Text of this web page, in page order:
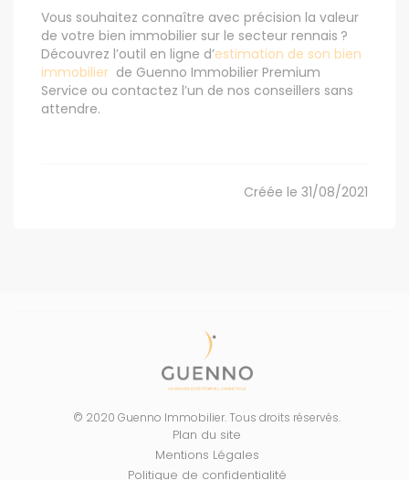
Vous souhaitez connaître avec précision la valeur
de votre bien immobilier sur le secteur rennais ?
Découvrez l’outil en ligne d’estimation de son bien
immobilier de Guenno Immobilier Premium
Service ou contactez l’un de nos conseillers sans
attendre.
Créée le 31/08/2021
© 2020 Guenno Immobilier. Tous droits réservés.
Plan du site
Mentions Légales
Politique de confidentialité